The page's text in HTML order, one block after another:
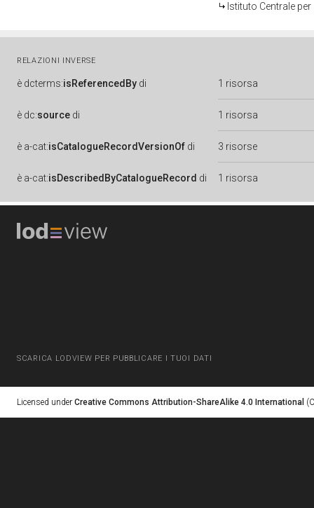
Istituto Centrale
RELAZIONI INVERSE
è dcterms:isReferencedBy di 1 risorsa
è dc:source di 1 risorsa
è a-cat:isCatalogueRecordVersionOf di 3 risorse
è a-cat:isDescribedByCatalogueRecord di 1 risorsa
SCARICA LODVIEW PER PUBBLICARE I TUOI DATI
Licensed under Creative Commons Attribution-ShareAlike 4.0 International